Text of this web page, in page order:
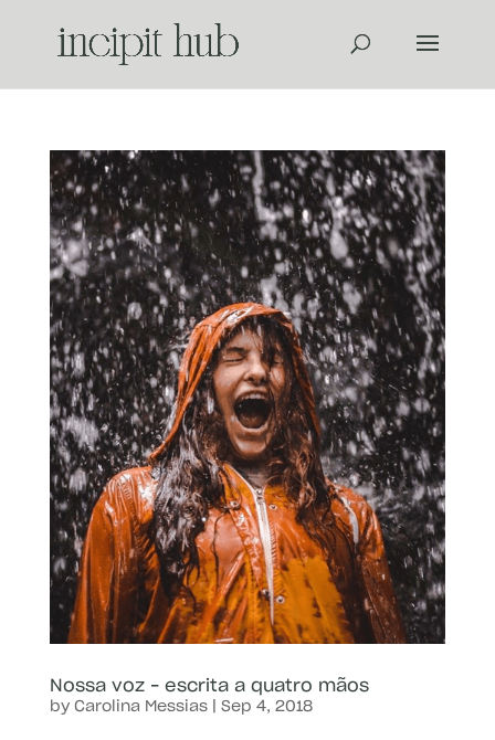
Nossa voz – escrita a quatro mãos
by Carolina Messias| Sep 4, 2018